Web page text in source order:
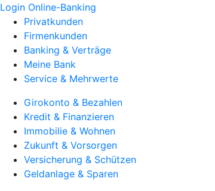
Login Online-Banking
Privatkunden
Firmenkunden
Banking & Verträge
Meine Bank
Service & Mehrwerte
Girokonto & Bezahlen
Kredit & Finanzieren
Immobilie & Wohnen
Zukunft & Vorsorgen
Versicherung & Schützen
Geldanlage & Sparen